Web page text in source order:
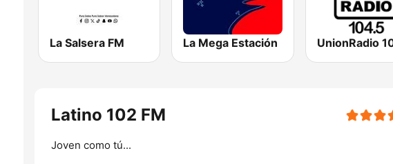
La Salsera FM La Mega Estación UnionRadio
Latino 102 FM
Joven como tú...